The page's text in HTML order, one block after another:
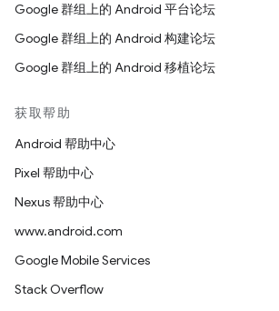
Google 群组上的 Android 平台论坛
Google 群组上的 Android 构建论坛
Google 群组上的 Android 移植论坛
获取帮助
Android 帮助中心
Pixel 帮助中心
Nexus 帮助中心
www.android.com
Google Mobile Services
Stack Overflow